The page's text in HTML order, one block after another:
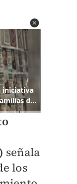
señala
los